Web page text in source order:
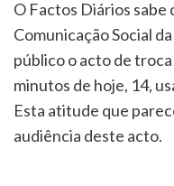
O Factos Diários sabe
Comunicação Social
público o acto de
minutos de hoje, 14,
Esta atitude que
audiência deste acto.